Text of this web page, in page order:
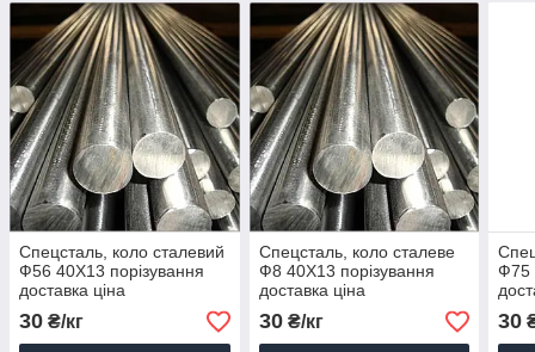
Спецсталь, коло сталевий
Ф56 40Х13 порізування
доставка ціна
30 ₴/кг
Спецсталь, коло сталеве
Ф8 40Х13 порізування
доставка ціна
30₴/кг
Ф75
30